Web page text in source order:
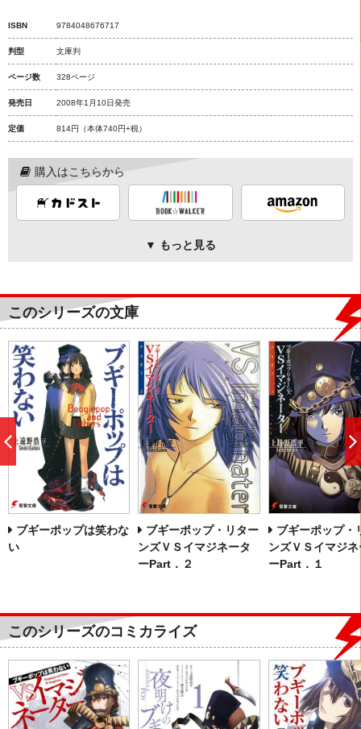
ISBN 9784048676717
判型 文庫判
ページ数 328ページ
発売日 2008年1月10日発売
定価 814円 （本体740円+税）
購入はこちらから
▼ もっと見る
このシリーズの文庫
ブギーポップは笑わな
い
ブギーポップ・リター
ンズＶＳイマジネータ
ーPart．２
ブギーポップ・
ンズＶＳイマジネ
ーPart．１
このシリーズのコミカライズ